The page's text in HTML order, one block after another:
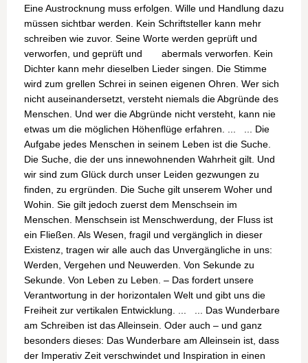
Eine Austrocknung muss erfolgen. Wille und Handlung dazu
müssen sichtbar werden. Kein Schriftsteller kann mehr
schreiben wie zuvor. Seine Worte werden geprüft und
verworfen, und geprüft und abermals verworfen. Kein
Dichter kann mehr dieselben Lieder singen. Die Stimme
wird zum grellen Schrei in seinen eigenen Ohren. Wer sich
nicht auseinandersetzt, versteht niemals die Abgründe des
Menschen. Und wer die Abgründe nicht versteht, kann nie
etwas um die möglichen Höhenflüge erfahren. ... ... Die
Aufgabe jedes Menschen in seinem Leben ist die Suche.
Die Suche, die der uns innewohnenden Wahrheit gilt. Und
wir sind zum Glück durch unser Leiden gezwungen zu
finden, zu ergründen. Die Suche gilt unserem Woher und
Wohin. Sie gilt jedoch zuerst dem Menschsein im
Menschen. Menschsein ist Menschwerdung, der Fluss ist
ein Fließen. Als Wesen, fragil und vergänglich in dieser
Existenz, tragen wir alle auch das Unvergängliche in uns:
Werden, Vergehen und Neuwerden. Von Sekunde zu
Sekunde. Von Leben zu Leben. – Das fordert unsere
Verantwortung in der horizontalen Welt und gibt uns die
Freiheit zur vertikalen Entwicklung. ... ... Das Wunderbare
am Schreiben ist das Alleinsein. Oder auch – und ganz
besonders dieses: Das Wunderbare am Alleinsein ist, dass
der Imperativ Zeit verschwindet und Inspiration in einen